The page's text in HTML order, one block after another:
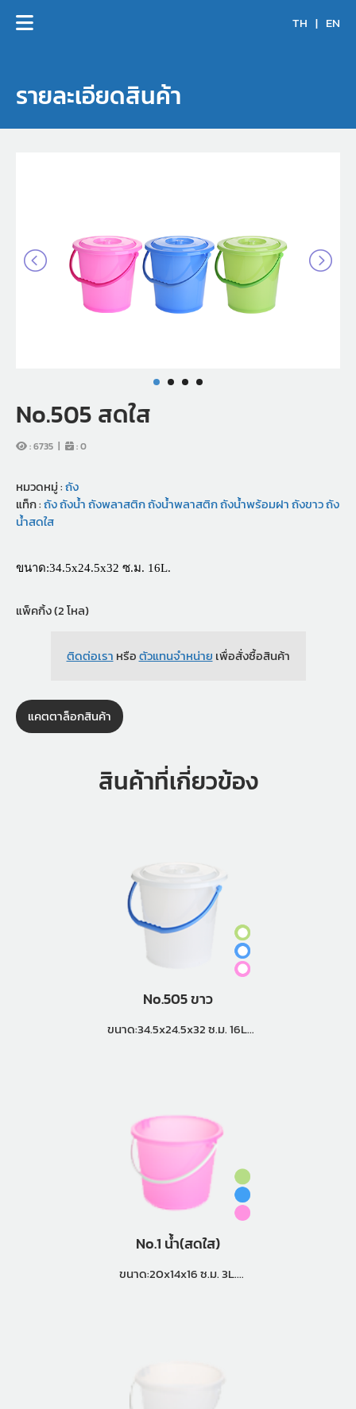
TH | EN
รายละเอียดสินค้า
No.505 สดใส
:6735 | :0
หมวดหมู่ :ถัง
แท็ก :ถังถังน้ำถังพลาสติกถังน้ำพลาสติกถังน้ำพร้อมฝาถังขาวถัง
น้ำสดใส
ขนาด:34.5x24.5x32 ซ.ม. 16L.
แพ็คกิ้ง (2 โหล)
ติดต่อเรา หรือตัวแทนจำหน่าย เพื่อสั่งซื้อสินค้า
แคตตาล็อกสินค้า
สินค้าที่เกี่ยวข้อง
No.505 ขาว
ขนาด:34.5x24.5x32 ซ.ม. 16L.
No.1 น้ำ(สดใส)
ขนาด:20x14x16 ซ.ม. 3L.